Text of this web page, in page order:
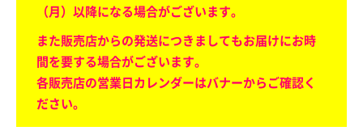
（月）以降になる場合がございます。
また販売店からの発送につきましてもお届けにお時
間を要する場合がございます。
各販売店の営業日カレンダーはバナーからご確認く
ださい。